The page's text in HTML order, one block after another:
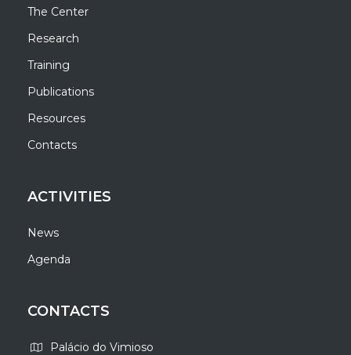
The Center
Research
Training
Publications
Resources
Contacts
ACTIVITIES
News
Agenda
CONTACTS
Palácio do Vimioso